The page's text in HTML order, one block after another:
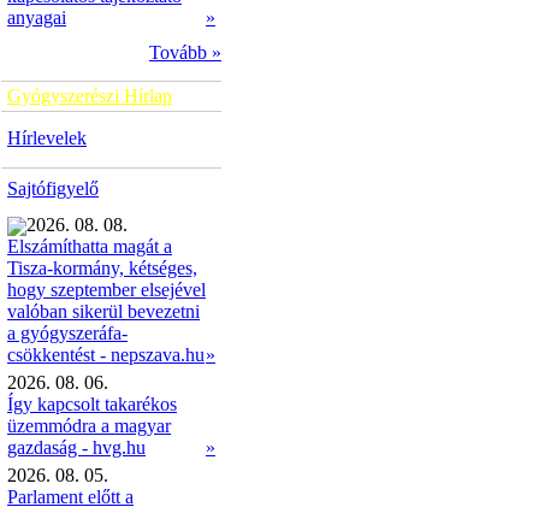
anyagai
»
Tovább »
Gyógyszerészi Hírlap
Hírlevelek
Sajtófigyelő
2026. 08. 08.
Elszámíthatta magát a
Tisza-kormány, kétséges,
hogy szeptember elsejével
valóban sikerül bevezetni
a gyógyszeráfa-
csökkentést - nepszava.hu»
2026. 08. 06.
Így kapcsolt takarékos
üzemmódra a magyar
gazdaság - hvg.hu
»
2026. 08. 05.
Parlament előtt a